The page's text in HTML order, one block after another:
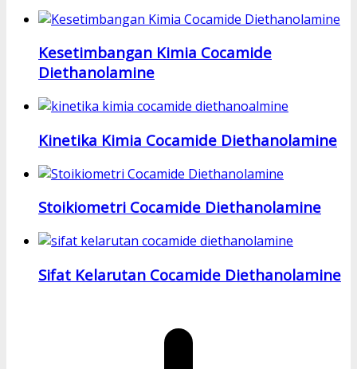
Kesetimbangan Kimia Cocamide
Diethanolamine
Kinetika Kimia Cocamide Diethanolamine
Stoikiometri Cocamide Diethanolamine
Sifat Kelarutan Cocamide Diethanolamine